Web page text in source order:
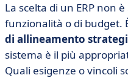
La scelta di un ERP non
funzionalità o di budget.
di allineamento
sistema è il più
Quali esigenze o vincoli